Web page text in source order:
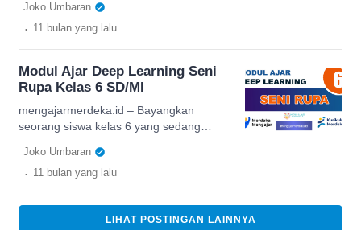
mengajarkan anak untuk berkomunikasi,
bekerja sama, memahami emosi, serta
kelas 6 SD/MI diarahkan untuk
membentuk karakter sekaligus
keterampilan abad 21 seperti berpikir
kritis, kreativitas, kolaborasi, dan
[…]
Joko Umbaran
. 11 bulan yang lalu
Modul Ajar Deep Learning Seni
Rupa Kelas 6 SD/MI
mengajarmerdeka.id – Bayangkan
seorang siswa kelas 6 yang sedang
depan. Ada yang menggambar robot
penolong manusia, ada pula yang
pepohonan. Proses itu bukan sekadar
menuangkan warna, tetapi juga melatih
Joko Umbaran
. 11 bulan yang lalu
LIHAT POSTINGAN LAINNYA